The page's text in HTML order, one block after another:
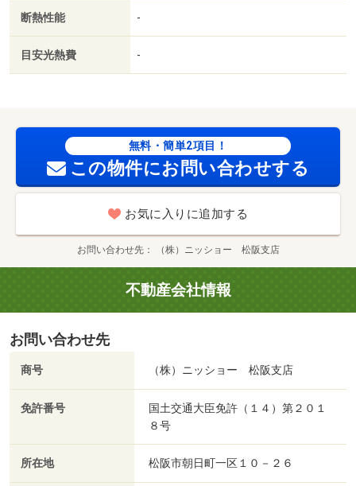
断熱性能 -
目安光熱費 -
無料・簡単2項目！
この物件にお問い合わせする
お気に入りに追加する
お問い合わせ先 （株）ニッショー 松阪支店
不動産会社情報
お問い合わせ先
商号 （株）ニッショー 松阪支店
免許番号
国土交通大臣免許（１４）第２０１
８号
所在地 松阪市朝日町一区１０－２６